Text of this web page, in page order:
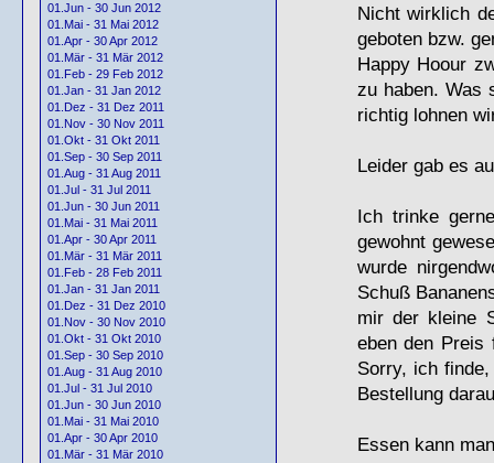
01.Jun - 30 Jun 2012
01.Mai - 31 Mai 2012
01.Apr - 30 Apr 2012
01.Mär - 31 Mär 2012
01.Feb - 29 Feb 2012
01.Jan - 31 Jan 2012
01.Dez - 31 Dez 2011
01.Nov - 30 Nov 2011
01.Okt - 31 Okt 2011
01.Sep - 30 Sep 2011
01.Aug - 31 Aug 2011
01.Jul - 31 Jul 2011
01.Jun - 30 Jun 2011
01.Mai - 31 Mai 2011
01.Apr - 30 Apr 2011
01.Mär - 31 Mär 2011
01.Feb - 28 Feb 2011
01.Jan - 31 Jan 2011
01.Dez - 31 Dez 2010
01.Nov - 30 Nov 2010
01.Okt - 31 Okt 2010
01.Sep - 30 Sep 2010
01.Aug - 31 Aug 2010
01.Jul - 31 Jul 2010
01.Jun - 30 Jun 2010
01.Mai - 31 Mai 2010
01.Apr - 30 Apr 2010
01.Mär - 31 Mär 2010
Nicht wirklich
geboten bzw.
Happy Hoour
zu haben. Was
richtig lohnen
Leider gab es
Ich trinke
gewohnt
wurde
Schuß
mir der kleine
eben den Preis
Sorry, ich
Bestellung
Essen kann